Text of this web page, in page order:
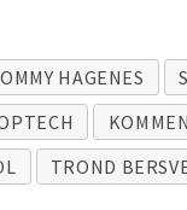
HAGENES
TROND